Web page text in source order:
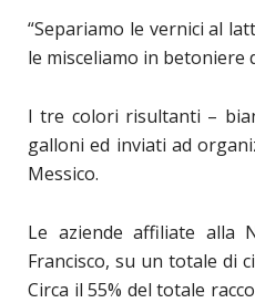
“Separiamo le vernici al
le misceliamo in betoniere
I tre colori risultanti –
galloni ed inviati ad
Messico.
Le aziende affiliate alla
Francisco, su un totale di
Circa il 55% del totale